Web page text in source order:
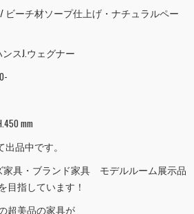
/ ビーチ材ソープ仕上げ・ナチュラルペー
ンスJ.ウェグナー
mm
出品中です。
家具・ブランド家具 モデルルーム展示品
目指しています！
超美品の家具が